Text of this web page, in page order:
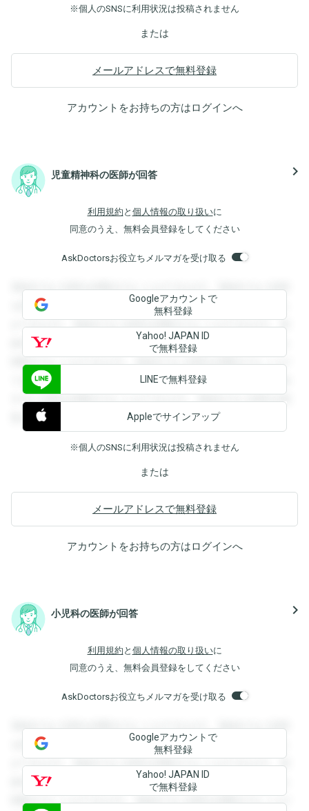
※個人のSNSに利用状況は投稿されません
または
メールアドレスで無料登録
アカウントをお持ちの方はログインへ
児童精神科の医師が回答 navigate_next
利用規約 と 個人情報の取り扱いに
同意のうえ、無料会員登録をしてください
AskDoctorsお役立ちメルマガを受け取る
登録すると回答を閲覧することができます。登録すると回答
を閲覧することができます。登録すると回答を閲覧すること
ができます。登録すると回答を閲覧することができます。登
録すると回答を閲覧することができます。登録すると回答を
閲覧することができます。登録すると回答を閲覧することが
できます。登録すると回答を閲覧することができます。登録
すると回答を閲覧することができます。登録すると回答を閲
覧することができます。
Googleアカウントで
無料登録
Yahoo! JAPAN ID
で無料登録
LINEで無料登録
Appleでサインアップ
※個人のSNSに利用状況は投稿されません
または
メールアドレスで無料登録
アカウントをお持ちの方はログインへ
小児科の医師が回答 navigate_next
利用規約 と 個人情報の取り扱いに
同意のうえ、無料会員登録をしてください
AskDoctorsお役立ちメルマガを受け取る
登録すると回答を閲覧することができます。登録すると回答
を閲覧することができます。登録すると回答を閲覧すること
ができます。登録すると回答を閲覧することができます。登
録すると回答を閲覧することができます。登録すると回答を
閲覧することができます。登録すると回答を閲覧することが
Googleアカウントで
無料登録
Yahoo! JAPAN ID
で無料登録